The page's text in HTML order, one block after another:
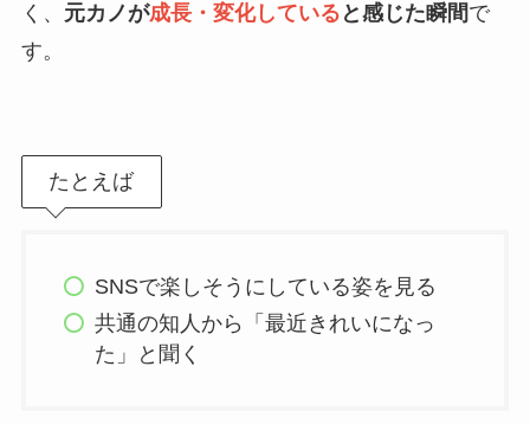
く、 元カノが成長・変化している と感じた瞬間で
す。
たとえば
SNSで楽しそうにしている姿を見る
共通の知人から「最近きれいになっ
た」と聞く